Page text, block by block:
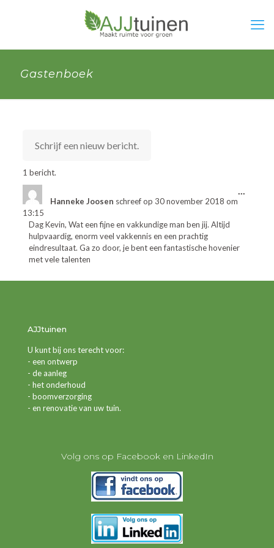
Gastenboek
1 bericht.
Hanneke Joosen schreef op 30 november 2018 om
13:15
Dag Kevin, Wat een fijne en vakkundige man ben jij. Altijd
hulpvaardig, enorm veel vakkennis en een prachtig
eindresultaat. Ga zo door, je bent een fantastische hovenier
met vele talenten
...Wissel
AJJtuinen
U kunt bij ons terecht voor:
- een ontwerp
- de aanleg
- het onderhoud
- boomverzorging
- en renovatie van uw tuin.
Volg ons op Facebook en LinkedIn